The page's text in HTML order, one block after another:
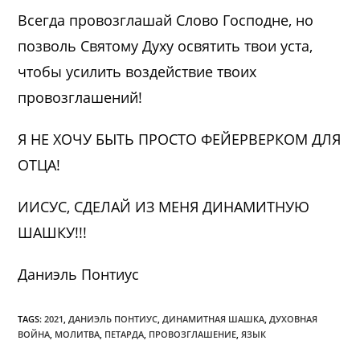
Всегда провозглашай Слово Господне, но
позволь Святому Духу освятить твои уста,
чтобы усилить воздействие твоих
провозглашений!
Я НЕ ХОЧУ БЫТЬ ПРОСТО ФЕЙЕРВЕРКОМ ДЛЯ
ОТЦА!
ИИСУС, СДЕЛАЙ ИЗ МЕНЯ ДИНАМИТНУЮ
ШАШКУ!!!
Даниэль Понтиус
TAGS:2021, ДАНИЭЛЬ ПОНТИУС, ДИНАМИТНАЯ ШАШКА, ДУХОВНАЯ
ВОЙНА, МОЛИТВА, ПЕТАРДА, ПРОВОЗГЛАШЕНИЕ, ЯЗЫК